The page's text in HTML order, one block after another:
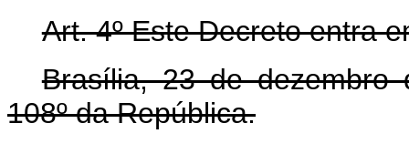
Art. 4º Este Decreto entra
Brasília, 23 de dezembro
108º da República.